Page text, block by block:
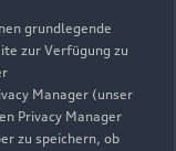
grundlegende
zur Verfügung zu
Manager (unser
Privacy Manager
zu speichern, ob